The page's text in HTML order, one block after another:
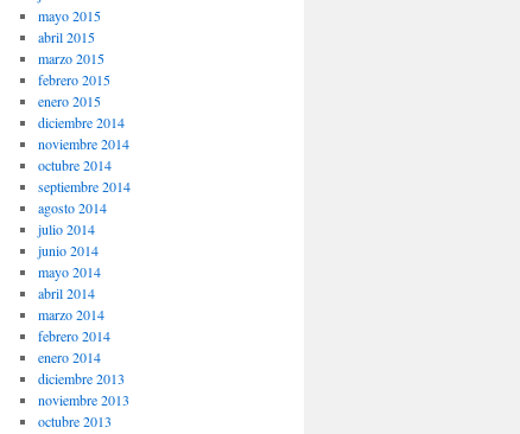
mayo 2015
abril 2015
marzo 2015
febrero 2015
enero 2015
diciembre 2014
noviembre 2014
octubre 2014
septiembre 2014
agosto 2014
julio 2014
junio 2014
mayo 2014
abril 2014
marzo 2014
febrero 2014
enero 2014
diciembre 2013
noviembre 2013
octubre 2013